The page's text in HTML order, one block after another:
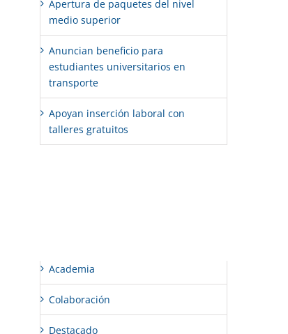
Apertura de paquetes del nivel
medio superior
Anuncian beneficio para
estudiantes universitarios en
transporte
Apoyan inserción laboral con
talleres gratuitos
Academia
Colaboración
Destacado